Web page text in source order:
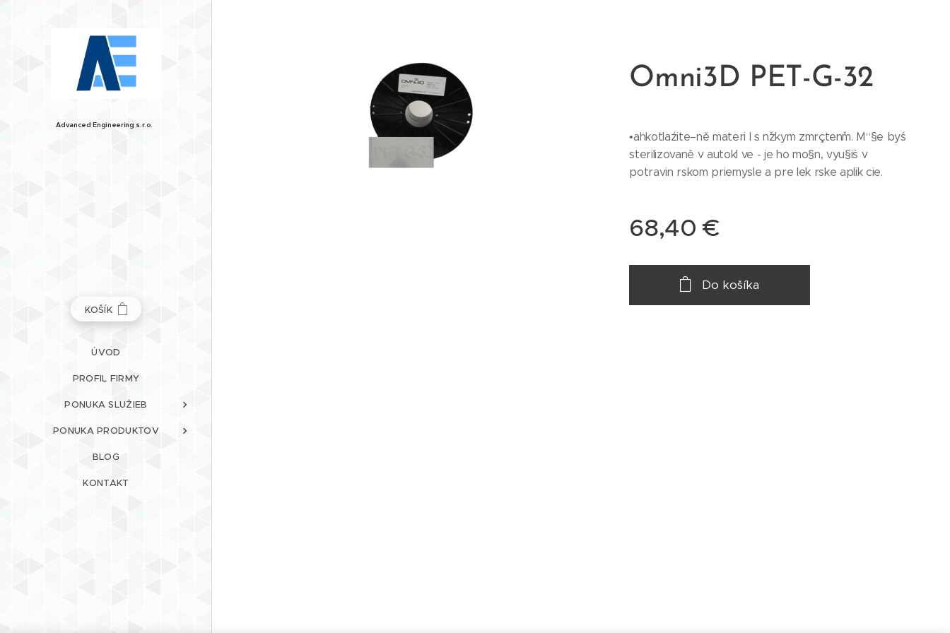
Advanced Engineering s.r.o.
KOŠÍK
ÚVOD
PROFIL FIRMY
PONUKA SLUŽIEB
PONUKA PRODUKTOV
BLOG
KONTAKT
Omni3D PET-G-32
•ahkotlaźite–ně materi l s nˇzkym zmrçtenˇm. M“§e byś
sterilizovaně v autokl ve - je ho mo§n‚ vyu§iś v
potravin rskom priemysle a pre lek rske aplik cie.
68,40 €
Do košíka